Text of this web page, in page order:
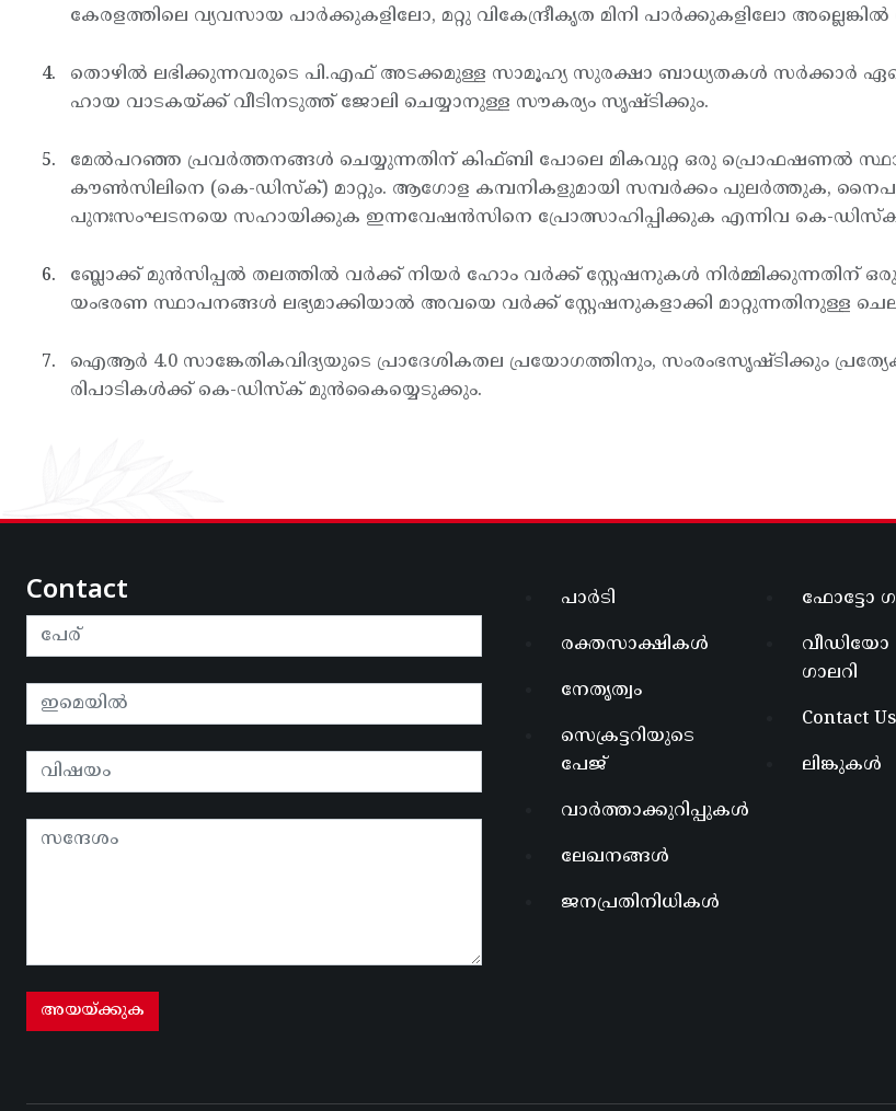
കേരളത്തിലെ വ്യവസായ പാര്‍ക്കുകളിലോ, മറ്റു വികേന്ദ്രീകൃത മിനി പാര്‍ക്കുകളിലോ
തൊഴില്‍ ലഭിക്കുന്നവരുടെ പി.എഫ് അടക്കമുള്ള സാമൂഹ്യ സുരക്ഷാ ബാധ്യതകള്‍ സര്‍ക്കാര്‍
ഹായ വാടകയ്ക്ക് വീടിനടുത്ത് ജോലി ചെയ്യാനുള്ള സൗകര്യം സൃഷ്ടിക്കും.
മേല്‍പറഞ്ഞ പ്രവര്‍ത്തനങ്ങള്‍ ചെയ്യുന്നതിന് കിഫ്ബി പോലെ മികവുറ്റ ഒരു പ്രൊഫഷണല്‍
കൗണ്‍സിലിനെ (കെ-ഡിസ്ക്) മാറ്റും. ആഗോള കമ്പനികളുമായി സമ്പര്‍ക്കം പുലര്‍ത്തുക,
പുനഃസംഘടനയെ സഹായിക്കുക ഇന്നവേഷന്‍സിനെ പ്രോത്സാഹിപ്പിക്കുക എന്നിവ കെ-
ബ്ലോക്ക് മുന്‍സിപ്പല്‍ തലത്തില്‍ വര്‍ക്ക് നിയര്‍ ഹോം വര്‍ക്ക് സ്റ്റേഷനുകള്‍ നിര്‍മ്മിക്കുന്നതിന് ഒരു
യംഭരണ സ്ഥാപനങ്ങള്‍ ലഭ്യമാക്കിയാല്‍ അവയെ വര്‍ക്ക് സ്റ്റേഷനുകളാക്കി മാറ്റുന്നതിനുള്ള
ഐആര്‍ 4.0 സാങ്കേതികവിദ്യയുടെ പ്രാദേശികതല പ്രയോഗത്തിനും, സംരംഭസൃഷ്ടിക്കും
രിപാടികള്‍ക്ക് കെ-ഡിസ്ക് മുന്‍കൈയ്യെടുക്കും.
Contact പാർടി
രക്തസാക്ഷികൾ
നേതൃത്വം
സെക്രട്ടറിയുടെ
പേജ്
വാർത്താക്കുറിപ്പുകൾ
ലേഖനങ്ങൾ
ജനപ്രതിനിധികൾ
ഫോട്ടോ
വീഡിയോ
ഗാലറി
Contact Us
ലിങ്കുകൾ